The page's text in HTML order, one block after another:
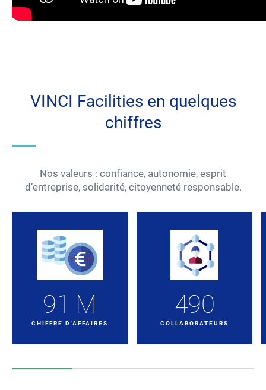
VINCI Facilities en quelques
chiffres
Nos valeurs : confiance, autonomie, esprit
d’entreprise, solidarité, citoyenneté responsable.
91 M
CHIFFRE D'AFFAIRES
490
COLLABORATEURS